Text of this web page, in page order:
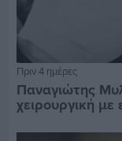
Πριν 4 ημέρες
Παναγιώτης
χειρουργική